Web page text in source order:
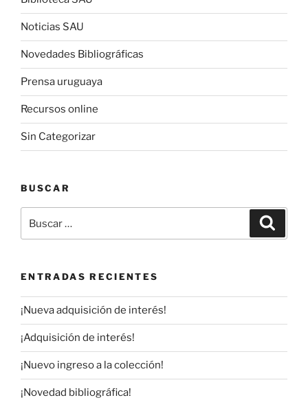
Noticias SAU
Novedades Bibliográficas
Prensa uruguaya
Recursos online
Sin Categorizar
BUSCAR
por:
ENTRADAS RECIENTES
¡Nueva adquisición de interés!
¡Adquisición de interés!
¡Nuevo ingreso a la colección!
¡Novedad bibliográfica!